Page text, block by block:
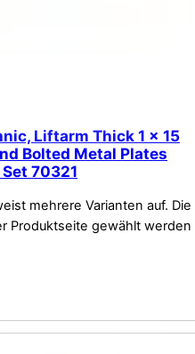
Liftarm Thick 1 x 15
Bolted Metal Plates
70321
mehrere Varianten auf. Die
Produktseite gewählt werden